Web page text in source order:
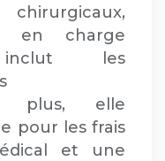
en charge
les
plus, elle
pour les frais
et une